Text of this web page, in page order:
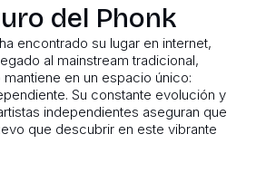
del Phonk
encontrado su lugar en internet,
al mainstream tradicional,
en un espacio único:
Su constante evolución y
independientes aseguran que
que descubrir en este vibrante